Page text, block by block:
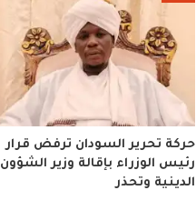
حركة تحرير السودان ترفض قرار
رئيس الوزراء بإقالة وزير الشؤون
الدينية وتحذر